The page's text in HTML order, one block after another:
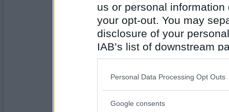
us or personal
your opt-out. You may
disclosure of your
IAB’s list of downstream
also be disclosed by us
Downstream Participants
Please note that this
Personal Data Processing Opt Outs
Google consents
9057
Hon kokar dunderhonung.
Var är Bamsefars fru då?
Vilket oväsen